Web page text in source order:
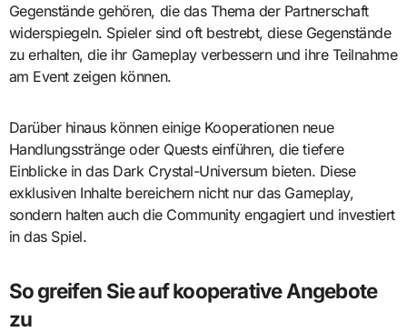
Gegenstände gehören, die das Thema der Partnerschaft
widerspiegeln. Spieler sind oft bestrebt, diese Gegenstände
zu erhalten, die ihr Gameplay verbessern und ihre Teilnahme
am Event zeigen können.
Darüber hinaus können einige Kooperationen neue
Handlungsstränge oder Quests einführen, die tiefere
Einblicke in das Dark Crystal-Universum bieten. Diese
exklusiven Inhalte bereichern nicht nur das Gameplay,
sondern halten auch die Community engagiert und investiert
in das Spiel.
So greifen Sie auf kooperative Angebote
zu